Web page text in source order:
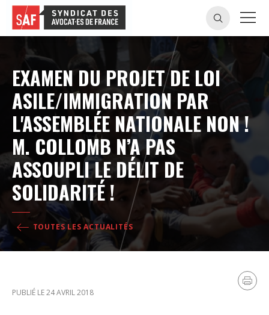
EXAMEN DU PROJET DE LOI
ASILE/IMMIGRATION PAR
L'ASSEMBLÉE NATIONALE NON !
M. COLLOMB N’A PAS
ASSOUPLI LE DÉLIT DE
SOLIDARITÉ !
TOUTES LES ACTUALITÉS
PUBLIÉ LE 24 AVRIL 2018